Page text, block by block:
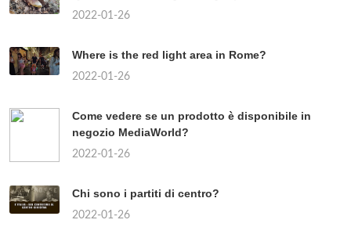
2022-01-26
Where is the red light area in Rome?
2022-01-26
Come vedere se un prodotto è disponibile in
negozio MediaWorld?
2022-01-26
Chi sono i partiti di centro?
2022-01-26